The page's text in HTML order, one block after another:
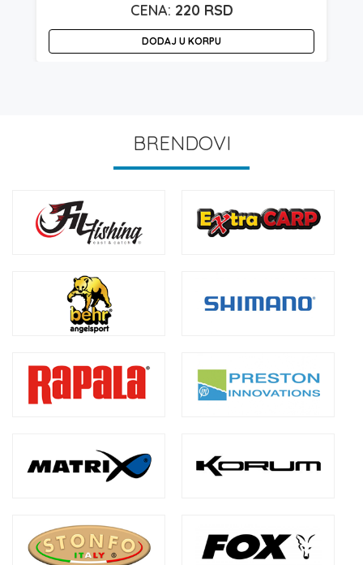
220 RSD
DODAJ U KORPU
BRENDOVI